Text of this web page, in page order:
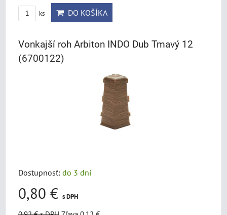
ks DO KOŠÍKA
Vonkajší roh Arbiton INDO Dub Tmavý 12
(6700122)
Dostupnosť: do 3 dní
0,80 € s DPH